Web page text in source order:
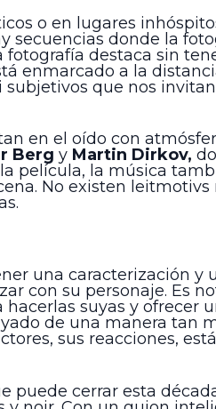
o en lugares
secuencias donde la
destaca sin
enmarcado a la
que nos
en el oído con
Berg y Martin Dirkov,
película, la música
No existen
una caracterización
con su personaje. Es
suyas y ofrecer
de una manera tan
sus reacciones,
puede cerrar esta